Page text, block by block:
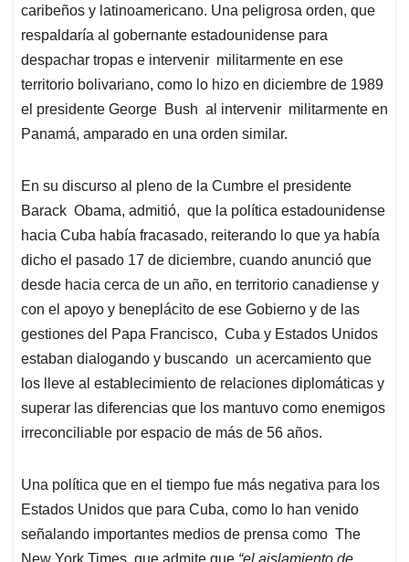
caribeños y latinoamericano. Una peligrosa orden, que
respaldaría al gobernante estadounidense para
despachar tropas e intervenir militarmente en ese
territorio bolivariano, como lo hizo en diciembre de 1989
el presidente George Bush al intervenir militarmente en
Panamá, amparado en una orden similar.
En su discurso al pleno de la Cumbre el presidente
Barack Obama, admitió, que la política estadounidense
hacia Cuba había fracasado, reiterando lo que ya había
dicho el pasado 17 de diciembre, cuando anunció que
desde hacia cerca de un año, en territorio canadiense y
con el apoyo y beneplácito de ese Gobierno y de las
gestiones del Papa Francisco, Cuba y Estados Unidos
estaban dialogando y buscando un acercamiento que
los lleve al establecimiento de relaciones diplomáticas y
superar las diferencias que los mantuvo como enemigos
irreconciliable por espacio de más de 56 años.
Una política que en el tiempo fue más negativa para los
Estados Unidos que para Cuba, como lo han venido
señalando importantes medios de prensa como The
New York Times, que admite que “el aislamiento de